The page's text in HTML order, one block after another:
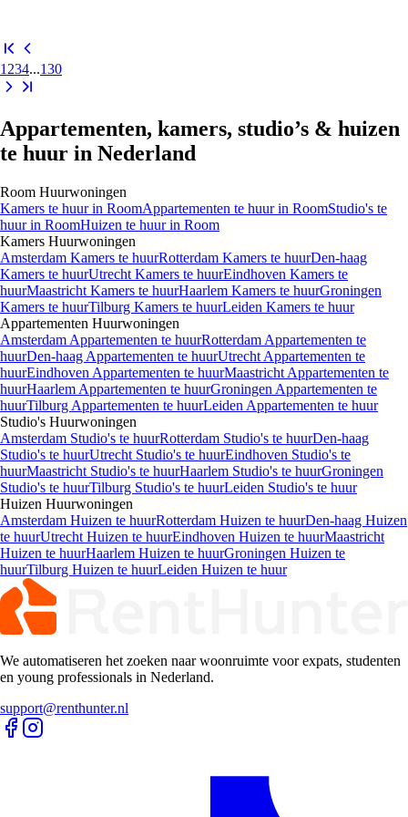
1 234...130
Appartementen, kamers, studio’s & huizen
te huur in Nederland
Room Huurwoningen
Kamers te huur in RoomAppartementen te huur in RoomStudio's te
huur in RoomHuizen te huur in Room
Kamers Huurwoningen
Amsterdam Kamers te huurRotterdam Kamers te huurDen-haag
Kamers te huurUtrecht Kamers te huurEindhoven Kamers te
huurMaastricht Kamers te huurHaarlem Kamers te huurGroningen
Kamers te huurTilburg Kamers te huurLeiden Kamers te huur
Appartementen Huurwoningen
Amsterdam Appartementen te huurRotterdam Appartementen te
huurDen-haag Appartementen te huurUtrecht Appartementen te
huurEindhoven Appartementen te huurMaastricht Appartementen te
huurHaarlem Appartementen te huurGroningen Appartementen te
huurTilburg Appartementen te huurLeiden Appartementen te huur
Studio's Huurwoningen
Amsterdam Studio's te huurRotterdam Studio's te huurDen-haag
Studio's te huurUtrecht Studio's te huurEindhoven Studio's te
huurMaastricht Studio's te huurHaarlem Studio's te huurGroningen
Studio's te huurTilburg Studio's te huurLeiden Studio's te huur
Huizen Huurwoningen
Amsterdam Huizen te huurRotterdam Huizen te huurDen-haag Huizen
te huurUtrecht Huizen te huurEindhoven Huizen te huurMaastricht
Huizen te huurHaarlem Huizen te huurGroningen Huizen te
huurTilburg Huizen te huurLeiden Huizen te huur
We automatiseren het zoeken naar woonruimte voor expats, studenten
en young professionals in Nederland.
support@renthunter.nl